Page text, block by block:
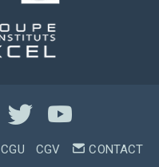
CGU CGV CONTACT